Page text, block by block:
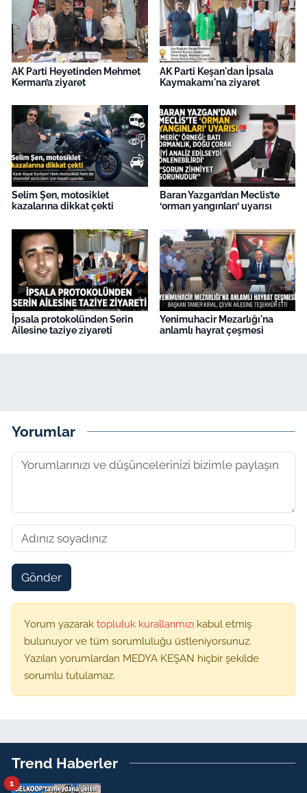
AK Parti Heyetinden Mehmet
Kerman’a ziyaret
AK Parti Keşan'dan İpsala
Kaymakamı'na ziyaret
Selim Şen, motosiklet
kazalarına dikkat çekti
Baran Yazgan’dan Meclis’te
‘orman yangınları’ uyarısı
İpsala protokolünden Serin
Ailesine taziye ziyareti
Yenimuhacir Mezarlığı'na
anlamlı hayrat çeşmesi
Yorumlar
Gönder
Yorum yazarak topluluk kurallarımızı kabul etmiş
bulunuyor ve tüm sorumluluğu üstleniyorsunuz.
Yazılan yorumlardan MEDYA KEŞAN hiçbir şekilde
sorumlu tutulamaz.
Trend Haberler
1